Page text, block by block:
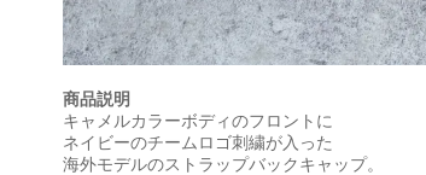
商品説明
キャメルカラーボディのフロントに
ネイビーのチームロゴ刺繍が入った
海外モデルのストラップバックキャップ。